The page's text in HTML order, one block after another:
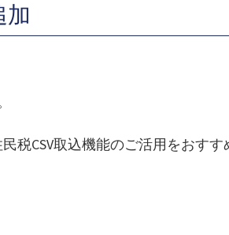
加
CSV取込機能のご活用をおすす